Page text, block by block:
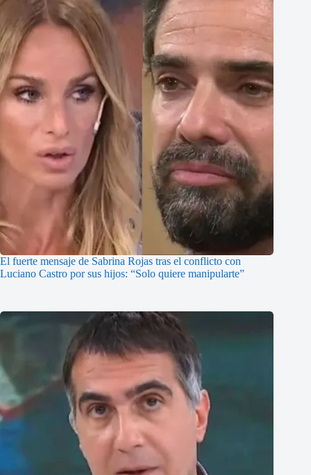
El fuerte mensaje de Sabrina Rojas tras el conflicto con
Luciano Castro por sus hijos: “Solo quiere manipularte”